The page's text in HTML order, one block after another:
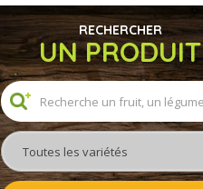
RECHERCHER
UN PRODUIT
Toutes les variétés